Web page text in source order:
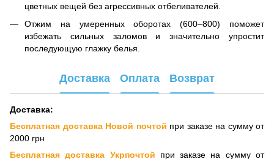
цветных вещей без агрессивных отбеливателей.
Отжим на умеренных оборотах (600–800) поможет
избежать сильных заломов и значительно упростит
последующую глажку белья.
Доставка Оплата Возврат
Доставка:
Бесплатная доставка Новой почтой при заказе на сумму от
2000 грн
Бесплатная доставка Укрпочтой
при заказе на сумму от